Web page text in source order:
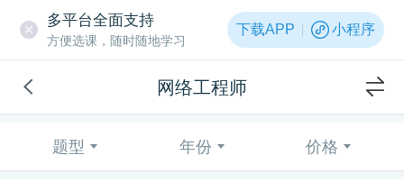
多平台全面支持
方便选课，随时随地学习
下载APP 小程序
网络工程师
题型 年份 价格